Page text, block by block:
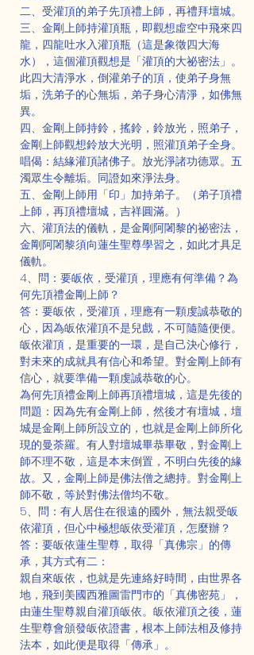
二、受灌頂的弟子先頂禮上師，再禮拜壇城。
三、金剛上師持灌頂瓶，即觀想虛空中飛來四
龍，四龍吐水入灌頂瓶（這是象徵四大海
水），這個灌頂觀想是「灌頂的大祕密法」。
此四大清淨水，倒灌弟子的頂，使弟子身無
垢，洗弟子的心無垢，弟子身心清淨，如佛無
異。
四、金剛上師持鈴，搖鈴，鈴放光，照弟子，
金剛上師觀想鈴放大光明，照灌頂弟子全身。
唱偈：結緣灌頂諸佛子。放光淨諸功德眾。五
濁眾生令離垢。同證如來淨法身。
五、金剛上師用「印」加持弟子。（弟子頂禮
上師，再頂禮壇城，吉祥圓滿。）
六、灌頂法的儀軌，是金剛阿闍黎的祕密法，
金剛阿闍黎須向蓮生聖尊學習之，如此才具足
儀軌。
4、問：要皈依，受灌頂，理應有何準備？為
何先頂禮金剛上師？
答：要皈依，受灌頂，理應有一顆虔誠恭敬的
心，因為皈依灌頂不是兒戲，不可隨隨便便。
皈依灌頂，是重要的一環，是自己決心修行，
對未來的成就具有信心和希望。對金剛上師有
信心，就要準備一顆虔誠恭敬的心。
為何先頂禮金剛上師再頂禮壇城，這是先後的
問題：因為先有金剛上師，然後才有壇城，壇
城是金剛上師所設立的，也就是金剛上師所化
現的曼荼羅。有人對壇城畢恭畢敬，對金剛上
師不理不敬，這是本末倒置，不明白先後的緣
故。又，金剛上師是佛法僧之總持。對金剛上
師不敬，等於對佛法僧均不敬。
5、問：有人居住在很遠的國外，無法親受皈
依灌頂，但心中極想皈依受灌頂，怎麼辦？
答：要皈依蓮生聖尊，取得「真佛宗」的傳
承，其方式有二：
親自來皈依，也就是先連絡好時間，由世界各
地，飛到美國西雅圖雷門巿的「真佛密苑」，
由蓮生聖尊親自灌頂皈依。皈依灌頂之後，蓮
生聖尊會頒發皈依證書，根本上師法相及修持
法本，如此便是取得「傳承」。